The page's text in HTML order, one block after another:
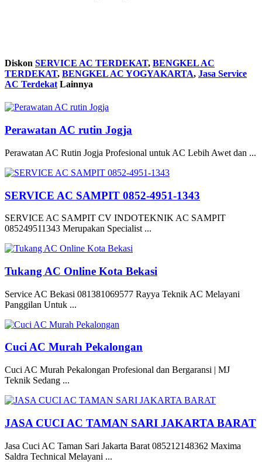
Diskon SERVICE AC TERDEKAT, BENGKEL AC
TERDEKAT, BENGKEL AC YOGYAKARTA, Jasa Service
AC Terdekat Lainnya
Perawatan AC rutin Jogja
Perawatan AC Rutin Jogja Profesional untuk AC Lebih Awet dan ...
SERVICE AC SAMPIT 0852-4951-1343
SERVICE AC SAMPIT CV INDOTEKNIK AC SAMPIT
085249511343 Merupakan Specialist ...
Tukang AC Online Kota Bekasi
Service AC Bekasi 081381069577 Rayya Teknik AC Melayani
Panggilan Untuk ...
Cuci AC Murah Pekalongan
Cuci AC Murah Pekalongan Profesional dan Bergaransi | MJ
Teknik Sedang ...
JASA CUCI AC TAMAN SARI JAKARTA BARAT
Jasa Cuci AC Taman Sari Jakarta Barat 085212148362 Maxima
Saldra Technical Melayani ...